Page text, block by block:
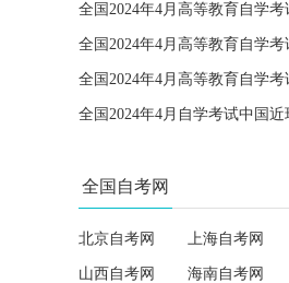
全国2024年4月高等教育自学
全国2024年4月高等教育自学
全国2024年4月自学考试中国
全国自考网
北京自考网 上海自考网
山西自考网 海南自考网